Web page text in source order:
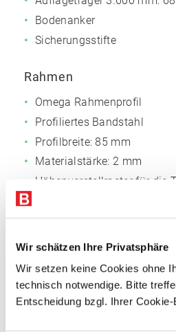
Wir schätzen Ihre Privatsphäre
Wir setzen keine Cookies ohne
technisch notwendige. Bitte
Entscheidung bzgl. Ihrer Cookie-
Bodenanker
Sicherungsstifte
Rahmen
Omega Rahmenprofil
Profiliertes Bandstahl
Profilbreite: 85 mm
Materialstärke: 2 mm
Höhenverstellraster für die
S4005
Auflageträger
Kaltgewalztes Kastenprofil
Angeschweißte Vier-Finger-